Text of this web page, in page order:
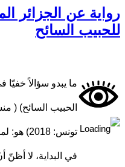
رواية عن الجزائر
للحبيب السائح
ما يبدو سؤالاً خفيّا
الحبيب السائح) (
تونس:
في البداية، لا أظنّ